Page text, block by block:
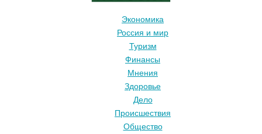
Экономика
Россия и мир
Туризм
Финансы
Мнения
Здоровье
Дело
Происшествия
Общество